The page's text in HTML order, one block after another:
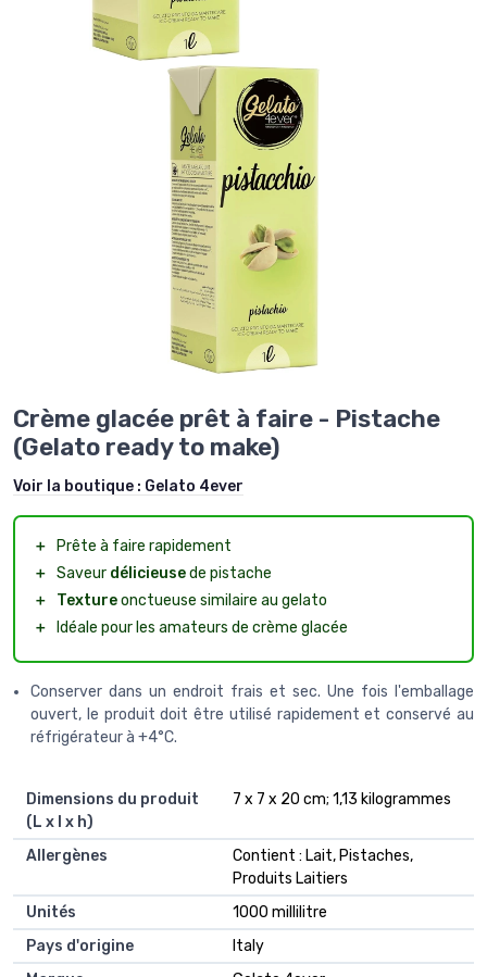
Crème glacée prêt à faire - Pistache
(Gelato ready to make)
Voir la boutique : Gelato 4ever
＋ Prête à faire rapidement
＋ Saveur délicieusede pistache
＋
Textureonctueuse similaire au gelato
＋ Idéale pour les amateurs de crème glacée
Conserver dans un endroit frais et sec. Une fois l'emballage
ouvert, le produit doit être utilisé rapidement et conservé au
réfrigérateur à +4°C.
Dimensions du produit
(L x l x h)
‎7 x 7 x 20 cm; 1,13 kilogrammes
Allergènes
‎Contient : Lait, Pistaches,
Produits Laitiers
Unités
‎1000 millilitre
Pays d'origine
‎Italy